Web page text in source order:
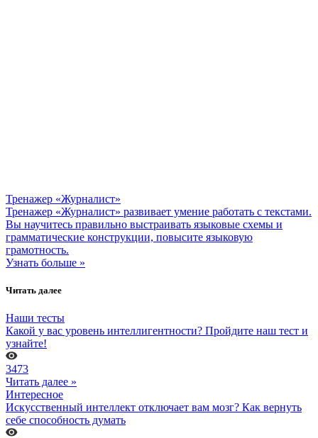
Тренажер «Журналист»
Тренажер «Журналист» развивает умение работать с текстами.
Вы научитесь правильно выстраивать языковые схемы и
грамматические конструкции, повысите языковую
грамотность.
Узнать больше »
Читать далее
Наши тесты
Какой у вас уровень интеллигентности? Пройдите наш тест и
узнайте!
3473
Читать далее »
Интересное
Искусственный интеллект отключает вам мозг? Как вернуть
себе способность думать